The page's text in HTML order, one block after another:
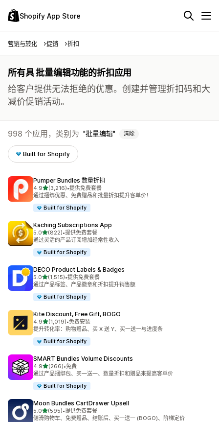
Shopify App Store
营销与转化 促销 折扣
所有具 批量编辑功能的折扣应用
给客户提供无法拒绝的优惠。创建并管理折扣码和大
减价促销活动。
998 个应用，类别为 批量编辑 清除
Built for Shopify
Pumper Bundles 数量折扣
4.9星（满分 5 星）
(3,216)
总共 3216 条评论
•提供免费套餐
通过捆绑优惠、免费赠品和批量折扣提升客单价！
Built for Shopify
Kaching Subscriptions App
5.0星（满分 5 星）
(822)
总共 822 条评论
•提供免费套餐
通过灵活的产品订阅增加经常性收入
Built for Shopify
DECO Product Labels & Badges
5.0星（满分 5 星）
(1,515)
总共 1515 条评论
•提供免费套餐
通过产品标签、产品徽章和折扣提升销售额
Built for Shopify
Kite Discount, Free Gift, BOGO
4.9星（满分 5 星）
(1,019)
总共 1019 条评论
•免费安装
提升转化率：购物赠品、买 X 送 Y、买一送一与进度条
Built for Shopify
SMART Bundles Volume Discounts
4.9星（满分 5 星）
(266)
总共 266 条评论
•免费
通过产品捆绑包、买一送一、数量折扣和赠品来提高客单价
Built for Shopify
Moon Bundles CartDrawer Upsell
5.0星（满分 5 星）
(595)
总共 595 条评论
•提供免费套餐
侧滑购物车、免费赠品、结账后、买一送一 (BOGO)、阶梯定价